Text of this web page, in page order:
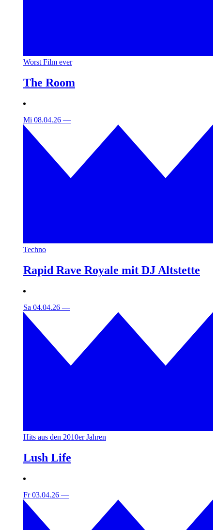
Worst Film ever
The Room
Mi 08.04.26 —
Techno
Rapid Rave Royale mit DJ Altstette
Sa 04.04.26 —
Hits aus den 2010er Jahren
Lush Life
Fr 03.04.26 —